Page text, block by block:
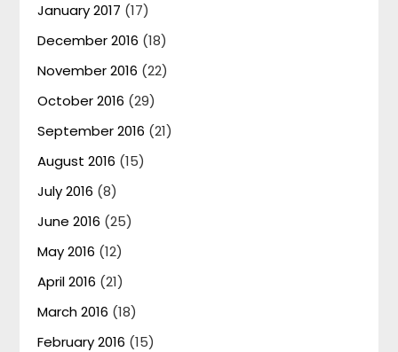
January 2017 (17)
December 2016 (18)
November 2016 (22)
October 2016 (29)
September 2016 (21)
August 2016 (15)
July 2016 (8)
June 2016 (25)
May 2016 (12)
April 2016 (21)
March 2016 (18)
February 2016 (15)